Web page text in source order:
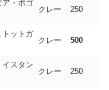
ア・ボゴ
クレー 250
トットガ
クレー 500
イスタン
クレー 250